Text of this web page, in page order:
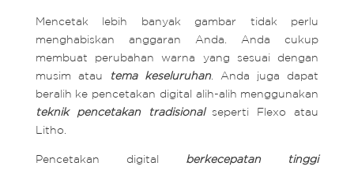
Mencetak lebih banyak gambar tidak perlu
menghabiskan anggaran Anda. Anda cukup
membuat perubahan warna yang sesuai dengan
musim atau
tema keseluruhan. Anda juga dapat
beralih ke pencetakan digital alih-alih menggunakan
teknik pencetakan tradisionalseperti Flexo atau
Litho.
Pencetakan digital berkecepatan tinggi